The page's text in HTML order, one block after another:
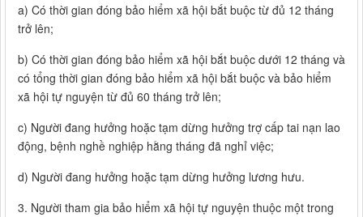
a) Có thời gian đóng bảo hiểm xã hội bắt buộc từ đủ 12 tháng
trở lên;
b) Có thời gian đóng bảo hiểm xã hội bắt buộc dưới 12 tháng và
có tổng thời gian đóng bảo hiểm xã hội bắt buộc và bảo hiểm
xã hội tự nguyện từ đủ 60 tháng trở lên;
c) Người đang hưởng hoặc tạm dừng hưởng trợ cấp tai nạn lao
động, bệnh nghề nghiệp hằng tháng đã nghỉ việc;
d) Người đang hưởng hoặc tạm dừng hưởng lương hưu.
3. Người tham gia bảo hiểm xã hội tự nguyện thuộc một trong